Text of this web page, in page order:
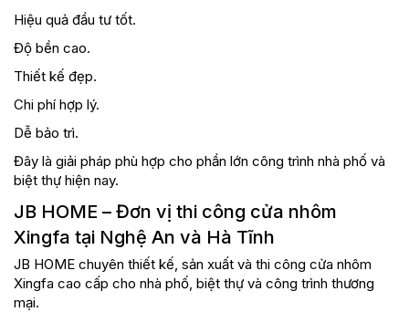
Hiệu quả đầu tư tốt.
Độ bền cao.
Thiết kế đẹp.
Chi phí hợp lý.
Dễ bảo trì.
Đây là giải pháp phù hợp cho phần lớn công trình nhà phố và
biệt thự hiện nay.
JB HOME – Đơn vị thi công cửa nhôm
Xingfa tại Nghệ An và Hà Tĩnh
JB HOME chuyên thiết kế, sản xuất và thi công cửa nhôm
Xingfa cao cấp cho nhà phố, biệt thự và công trình thương
mại.